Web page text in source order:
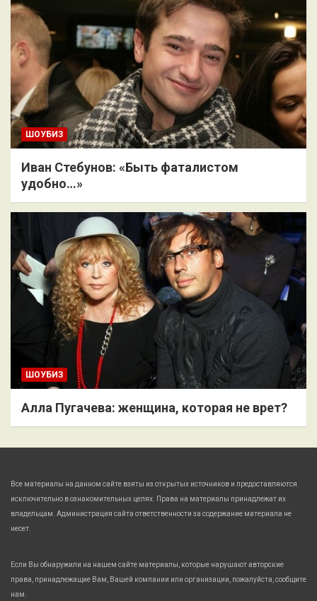
ШОУБИЗ
Иван Стебунов: «Быть фаталистом
удобно…»
ШОУБИЗ
Алла Пугачева: женщина, которая не врет?
Все материалы на данном сайте взяты из открытых источников и предоставляются
исключительно в ознакомительных целях. Права на материалы принадлежат их
владельцам. Администрация сайта ответственности за содержание материала не
несет.
Если Вы обнаружили на нашем сайте материалы, которые нарушают авторские
права, принадлежащие Вам, Вашей компании или организации, пожалуйста, сообщите
нам.